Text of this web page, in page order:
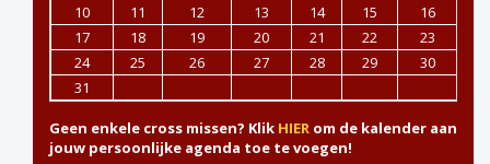
10
11 12 13 14 15
16
17
18 19 20 21 22
23
24
25 26 27 28 29
30
31
Geen enkele cross missen? Klik HIER om de kalender aan
jouw persoonlijke agenda toe te voegen!